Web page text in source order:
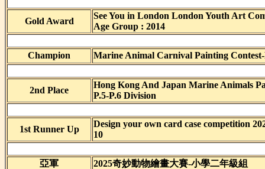
Gold Award
See You in London London Youth Art
Age Group : 2014
Champion Marine Animal Carnival Painting Contest-
2nd Place
Hong Kong And Japan Marine Animals
P.5-P.6 Division
1st Runner Up
Design your own card case competition
10
亞軍 2025奇妙動物繪畫大賽-小學二年級組